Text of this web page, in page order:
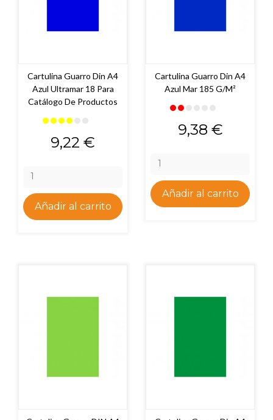
Cartulina Guarro Din A4
Azul Ultramar 18 Para
Catálogo De Productos
Precio
9,22 €
Añadir al carrito
Cartulina Guarro Din A4
Azul Mar 185 G/m²
Precio
9,38 €
Añadir al carrito